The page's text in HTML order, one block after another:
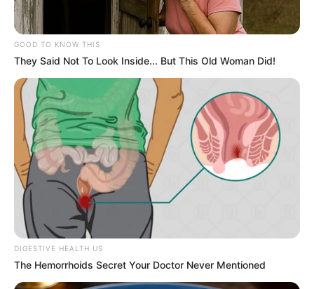
GOOD TO KNOW THIS
They Said Not To Look Inside... But This Old Woman Did!
DIGESTIVE HEALTH US
The Hemorrhoids Secret Your Doctor Never Mentioned